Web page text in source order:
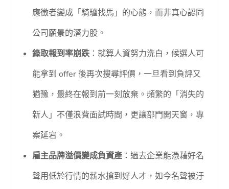
應徵者變成「騎驢找馬」的心態，而非真心認同
公司願景的潛力股。
錄取報到率崩跌 ：就算人資努力洗白，候選人可
能拿到 offer 後再次搜尋評價，一旦看到負評又
猶豫，最終在報到前一刻放棄。頻繁的「消失的
新人」不僅浪費面試時間，更讓部門開天窗，專
案延宕。
雇主品牌溢價變成負資產 ：過去企業能憑藉好名
聲用低於行情的薪水搶到好人才，如今名聲被汙